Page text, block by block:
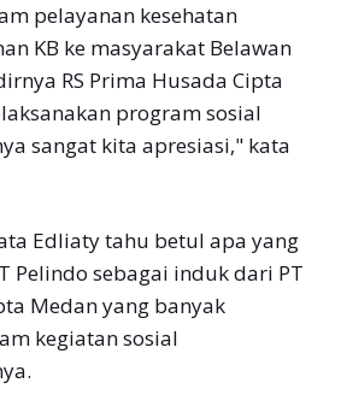
pelayanan kesehatan
KB ke masyarakat Belawan
RS Prima Husada Cipta
program sosial
sangat kita apresiasi," kata
Edliaty tahu betul apa yang
Pelindo sebagai induk dari PT
Medan yang banyak
kegiatan sosial